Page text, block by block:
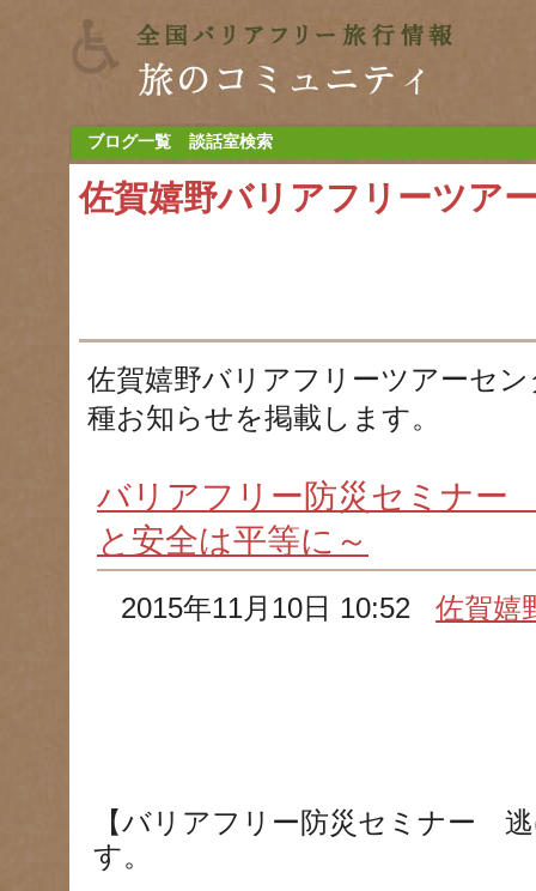
ブログ一覧 談話室検索
佐賀嬉野バリアフリーツア
佐賀嬉野バリアフリーツアーセ
種お知らせを掲載します。
バリアフリー防災セミナ
と安全は平等に～
2015年11月10日 10:52佐賀嬉
【バリアフリー防災セミナー
す。